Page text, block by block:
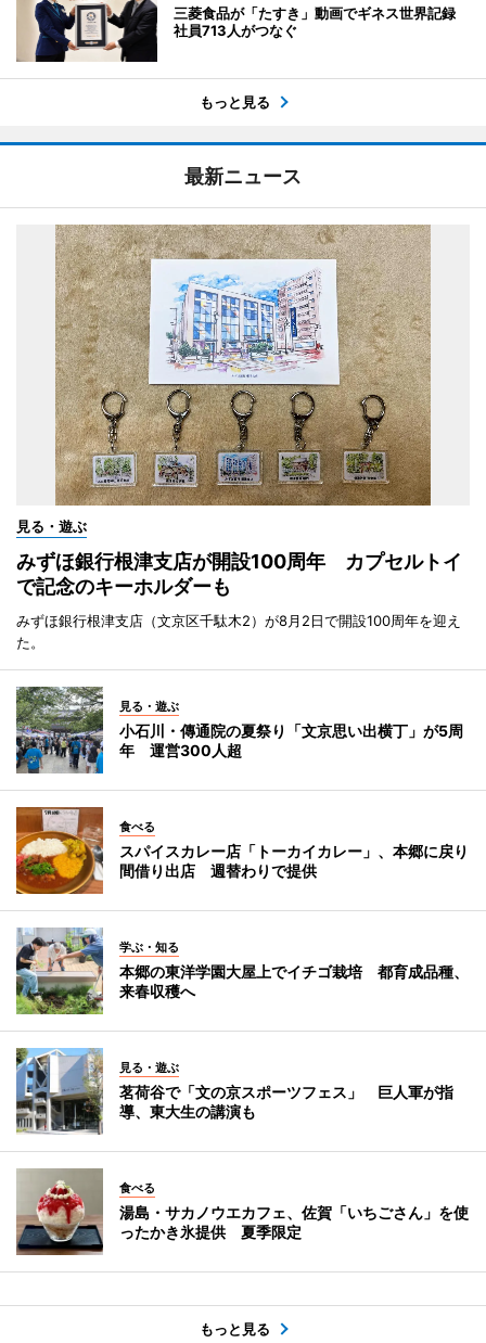
三菱食品が「たすき」動画でギネス世界記録
社員713人がつなぐ
もっと見る
最新ニュース
見る・遊ぶ
みずほ銀行根津支店が開設100周年 カプセルトイ
で記念のキーホルダーも
みずほ銀行根津支店（文京区千駄木2）が8月2日で開設100周年を迎え
た。
見る・遊ぶ
小石川・傳通院の夏祭り「文京思い出横丁」が5周
年 運営300人超
食べる
スパイスカレー店「トーカイカレー」、本郷に戻り
間借り出店 週替わりで提供
学ぶ・知る
本郷の東洋学園大屋上でイチゴ栽培 都育成品種、
来春収穫へ
見る・遊ぶ
茗荷谷で「文の京スポーツフェス」 巨人軍が指
導、東大生の講演も
食べる
湯島・サカノウエカフェ、佐賀「いちごさん」を使
ったかき氷提供 夏季限定
もっと見る